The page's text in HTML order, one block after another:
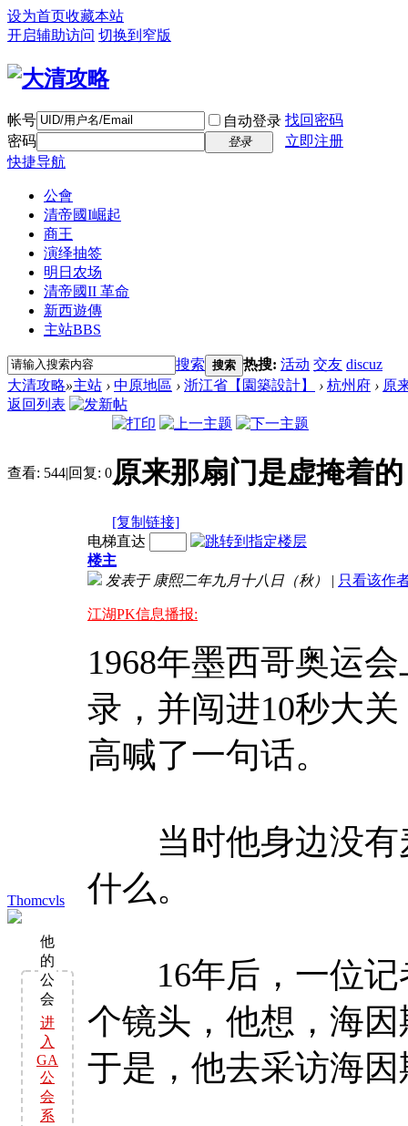
设为首页收藏本站
开启辅助访问 切换到窄版
帐号 自动登录 找回密码
密码
登录
立即注册
快捷导航
公會
清帝國I崛起
商王
演绎抽签
明日农场
清帝國II 革命
新西遊傳
主站BBS
搜索 搜索 热搜: 活动 交友 discuz
大清攻略»主站 › 中原地區 › 浙江省【園築設計】 › 杭州府 › 原
返回列表
查看: 544|回复: 0原来那扇门是虚掩着
[复制链接]
Thomcvls
他
的
公
会
进
入
GA
公
会
系
电梯直达
楼主
发表于 康熙二年九月十八日（秋） | 只看该作
江湖PK信息播报:
1968年墨西哥奥运
录，并闯进10秒大
高喊了一句话。
当时他身边没有
什么。
16年后，一位记
个镜头，他想，海
于是，他去采访海